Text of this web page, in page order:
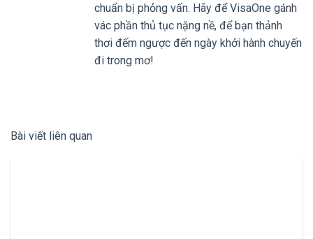
chuẩn bị phỏng vấn. Hãy để VisaOne gánh
vác phần thủ tục nặng nề, để bạn thảnh
thơi đếm ngược đến ngày khởi hành chuyến
đi trong mơ!
Bài viết liên quan